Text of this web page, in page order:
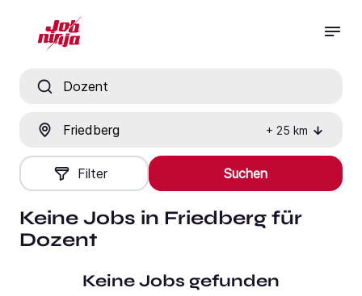
+ 25 km
Filter Suchen
Keine Jobs in Friedberg für
Dozent
Keine Jobs gefunden